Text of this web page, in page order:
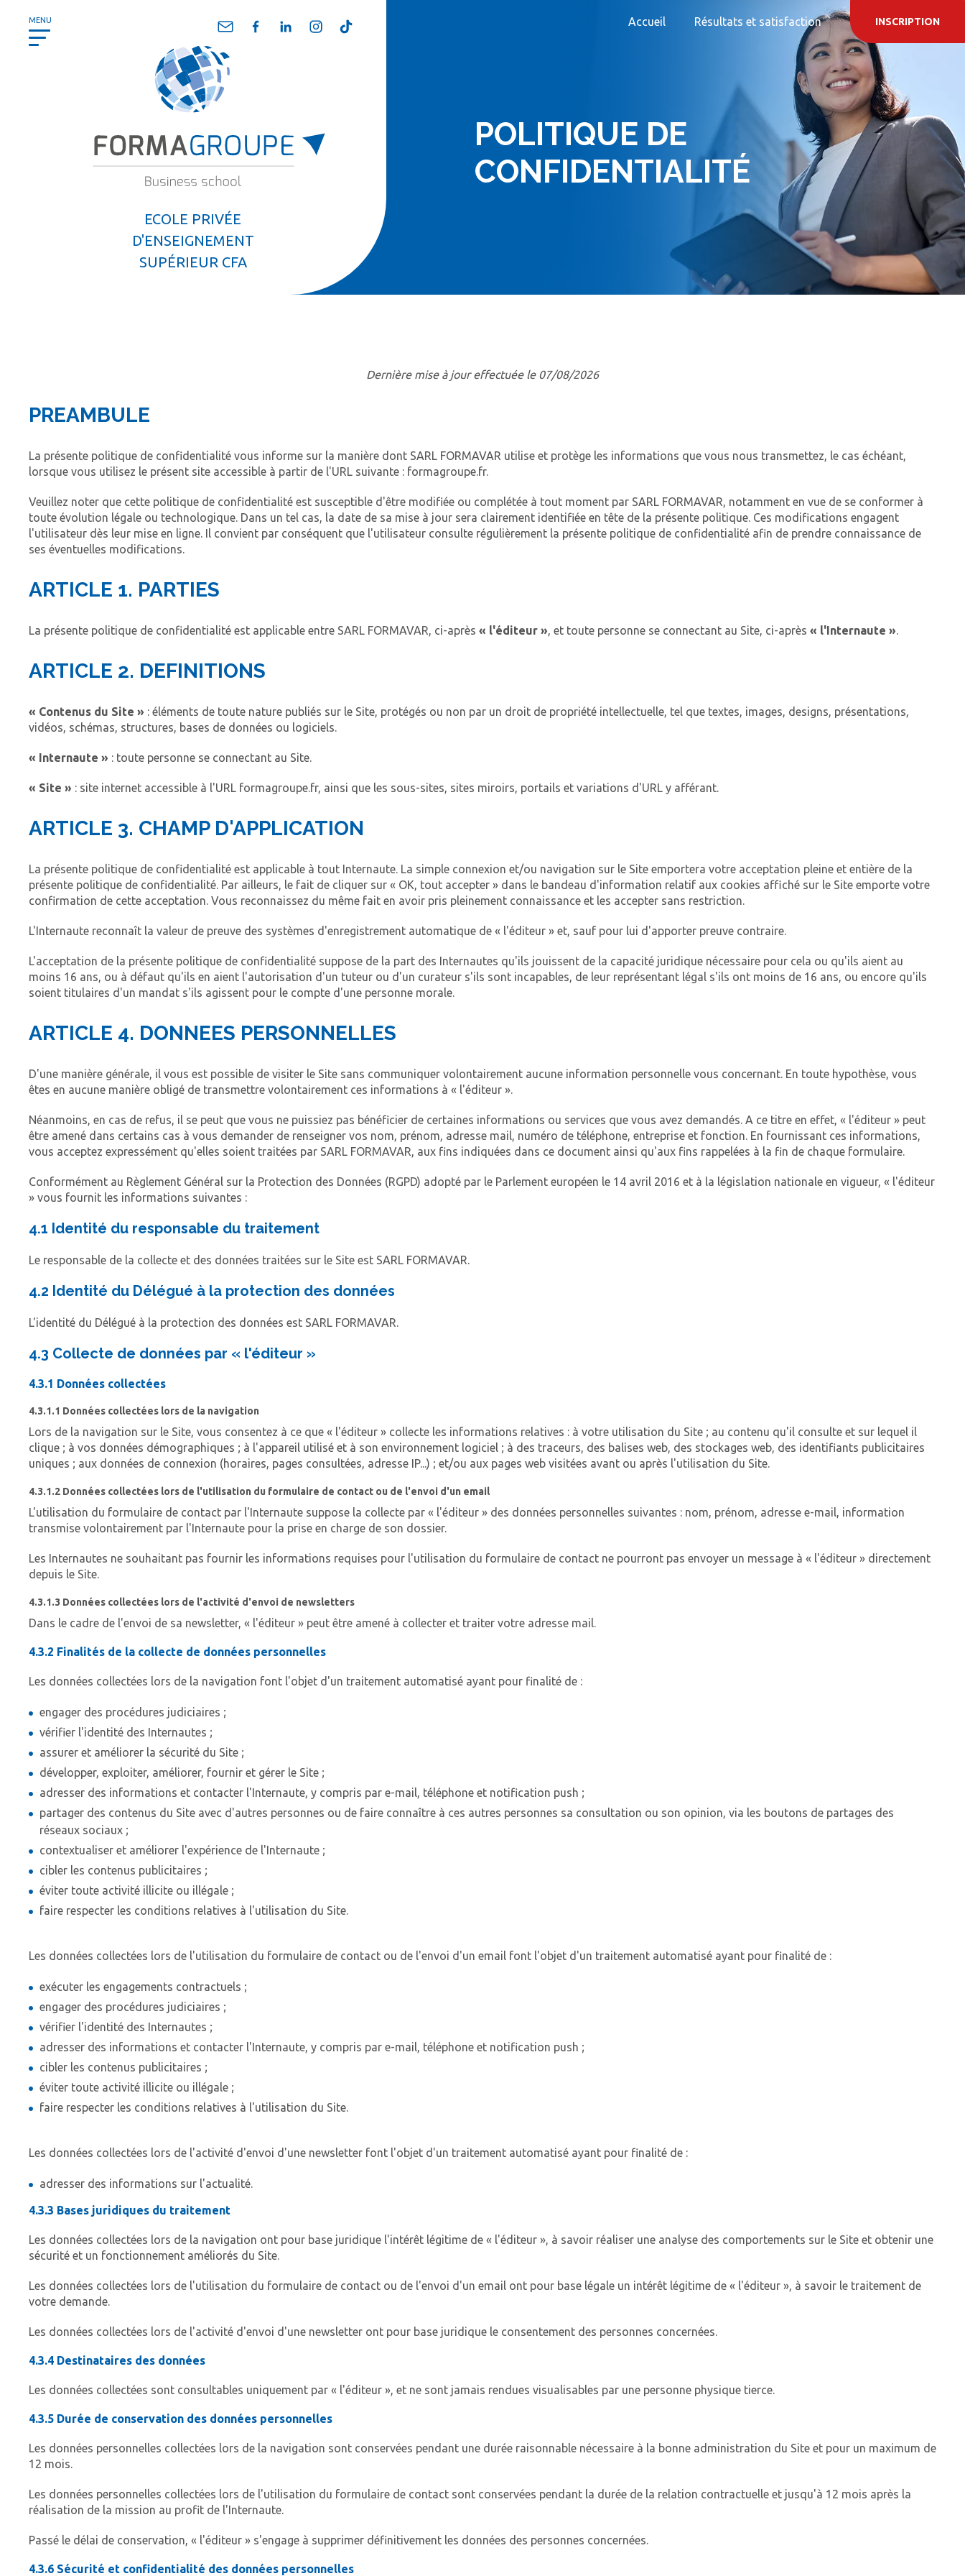
MENU Accueil Résultats et satisfaction INSCRIPTION
ECOLE PRIVÉE
D'ENSEIGNEMENT
SUPÉRIEUR CFA
POLITIQUE DE
CONFIDENTIALITÉ
Dernière mise à jour effectuée le 07/08/2026
PREAMBULE
La présente politique de confidentialité vous informe sur la manière dont SARL FORMAVAR utilise et protège les informations que vous nous transmettez, le cas échéant,
lorsque vous utilisez le présent site accessible à partir de l'URL suivante : formagroupe.fr.
Veuillez noter que cette politique de confidentialité est susceptible d'être modifiée ou complétée à tout moment par SARL FORMAVAR, notamment en vue de se conformer à
toute évolution légale ou technologique. Dans un tel cas, la date de sa mise à jour sera clairement identifiée en tête de la présente politique. Ces modifications engagent
l'utilisateur dès leur mise en ligne. Il convient par conséquent que l'utilisateur consulte régulièrement la présente politique de confidentialité afin de prendre connaissance de
ses éventuelles modifications.
ARTICLE 1. PARTIES
La présente politique de confidentialité est applicable entre SARL FORMAVAR, ci-après « l'éditeur », et toute personne se connectant au Site, ci-après « l'Internaute ».
ARTICLE 2. DEFINITIONS
« Contenus du Site » : éléments de toute nature publiés sur le Site, protégés ou non par un droit de propriété intellectuelle, tel que textes, images, designs, présentations,
vidéos, schémas, structures, bases de données ou logiciels.
« Internaute » : toute personne se connectant au Site.
« Site » : site internet accessible à l'URL formagroupe.fr, ainsi que les sous-sites, sites miroirs, portails et variations d'URL y afférant.
ARTICLE 3. CHAMP D'APPLICATION
La présente politique de confidentialité est applicable à tout Internaute. La simple connexion et/ou navigation sur le Site emportera votre acceptation pleine et entière de la
présente politique de confidentialité. Par ailleurs, le fait de cliquer sur « OK, tout accepter » dans le bandeau d'information relatif aux cookies affiché sur le Site emporte votre
confirmation de cette acceptation. Vous reconnaissez du même fait en avoir pris pleinement connaissance et les accepter sans restriction.
L'Internaute reconnaît la valeur de preuve des systèmes d'enregistrement automatique de « l'éditeur » et, sauf pour lui d'apporter preuve contraire.
L'acceptation de la présente politique de confidentialité suppose de la part des Internautes qu'ils jouissent de la capacité juridique nécessaire pour cela ou qu'ils aient au
moins 16 ans, ou à défaut qu'ils en aient l'autorisation d'un tuteur ou d'un curateur s'ils sont incapables, de leur représentant légal s'ils ont moins de 16 ans, ou encore qu'ils
soient titulaires d'un mandat s'ils agissent pour le compte d'une personne morale.
ARTICLE 4. DONNEES PERSONNELLES
D'une manière générale, il vous est possible de visiter le Site sans communiquer volontairement aucune information personnelle vous concernant. En toute hypothèse, vous
êtes en aucune manière obligé de transmettre volontairement ces informations à « l'éditeur ».
Néanmoins, en cas de refus, il se peut que vous ne puissiez pas bénéficier de certaines informations ou services que vous avez demandés. A ce titre en effet, « l'éditeur » peut
être amené dans certains cas à vous demander de renseigner vos nom, prénom, adresse mail, numéro de téléphone, entreprise et fonction. En fournissant ces informations,
vous acceptez expressément qu'elles soient traitées par SARL FORMAVAR, aux fins indiquées dans ce document ainsi qu'aux fins rappelées à la fin de chaque formulaire.
Conformément au Règlement Général sur la Protection des Données (RGPD) adopté par le Parlement européen le 14 avril 2016 et à la législation nationale en vigueur, « l'éditeur
» vous fournit les informations suivantes :
4.1 Identité du responsable du traitement
Le responsable de la collecte et des données traitées sur le Site est SARL FORMAVAR.
4.2 Identité du Délégué à la protection des données
L'identité du Délégué à la protection des données est SARL FORMAVAR.
4.3 Collecte de données par « l'éditeur »
4.3.1 Données collectées
4.3.1.1 Données collectées lors de la navigation
Lors de la navigation sur le Site, vous consentez à ce que « l'éditeur » collecte les informations relatives : à votre utilisation du Site ; au contenu qu'il consulte et sur lequel il
clique ; à vos données démographiques ; à l'appareil utilisé et à son environnement logiciel ; à des traceurs, des balises web, des stockages web, des identifiants publicitaires
uniques ; aux données de connexion (horaires, pages consultées, adresse IP...) ; et/ou aux pages web visitées avant ou après l'utilisation du Site.
4.3.1.2 Données collectées lors de l'utilisation du formulaire de contact ou de l'envoi d'un email
L'utilisation du formulaire de contact par l'Internaute suppose la collecte par « l'éditeur » des données personnelles suivantes : nom, prénom, adresse e-mail, information
transmise volontairement par l'Internaute pour la prise en charge de son dossier.
Les Internautes ne souhaitant pas fournir les informations requises pour l'utilisation du formulaire de contact ne pourront pas envoyer un message à « l'éditeur » directement
depuis le Site.
4.3.1.3 Données collectées lors de l'activité d'envoi de newsletters
Dans le cadre de l'envoi de sa newsletter, « l'éditeur » peut être amené à collecter et traiter votre adresse mail.
4.3.2 Finalités de la collecte de données personnelles
Les données collectées lors de la navigation font l'objet d'un traitement automatisé ayant pour finalité de :
engager des procédures judiciaires ;
vérifier l'identité des Internautes ;
assurer et améliorer la sécurité du Site ;
développer, exploiter, améliorer, fournir et gérer le Site ;
adresser des informations et contacter l'Internaute, y compris par e-mail, téléphone et notification push ;
partager des contenus du Site avec d'autres personnes ou de faire connaître à ces autres personnes sa consultation ou son opinion, via les boutons de partages des
réseaux sociaux ;
contextualiser et améliorer l'expérience de l'Internaute ;
cibler les contenus publicitaires ;
éviter toute activité illicite ou illégale ;
faire respecter les conditions relatives à l'utilisation du Site.
Les données collectées lors de l'utilisation du formulaire de contact ou de l'envoi d'un email font l'objet d'un traitement automatisé ayant pour finalité de :
exécuter les engagements contractuels ;
engager des procédures judiciaires ;
vérifier l'identité des Internautes ;
adresser des informations et contacter l'Internaute, y compris par e-mail, téléphone et notification push ;
cibler les contenus publicitaires ;
éviter toute activité illicite ou illégale ;
faire respecter les conditions relatives à l'utilisation du Site.
Les données collectées lors de l'activité d'envoi d'une newsletter font l'objet d'un traitement automatisé ayant pour finalité de :
adresser des informations sur l'actualité.
4.3.3 Bases juridiques du traitement
Les données collectées lors de la navigation ont pour base juridique l'intérêt légitime de « l'éditeur », à savoir réaliser une analyse des comportements sur le Site et obtenir une
sécurité et un fonctionnement améliorés du Site.
Les données collectées lors de l'utilisation du formulaire de contact ou de l'envoi d'un email ont pour base légale un intérêt légitime de « l'éditeur », à savoir le traitement de
votre demande.
Les données collectées lors de l'activité d'envoi d'une newsletter ont pour base juridique le consentement des personnes concernées.
4.3.4 Destinataires des données
Les données collectées sont consultables uniquement par « l'éditeur », et ne sont jamais rendues visualisables par une personne physique tierce.
4.3.5 Durée de conservation des données personnelles
Les données personnelles collectées lors de la navigation sont conservées pendant une durée raisonnable nécessaire à la bonne administration du Site et pour un maximum de
12 mois.
Les données personnelles collectées lors de l'utilisation du formulaire de contact sont conservées pendant la durée de la relation contractuelle et jusqu'à 12 mois après la
réalisation de la mission au profit de l'Internaute.
Passé le délai de conservation, « l'éditeur » s'engage à supprimer définitivement les données des personnes concernées.
4.3.6 Sécurité et confidentialité des données personnelles